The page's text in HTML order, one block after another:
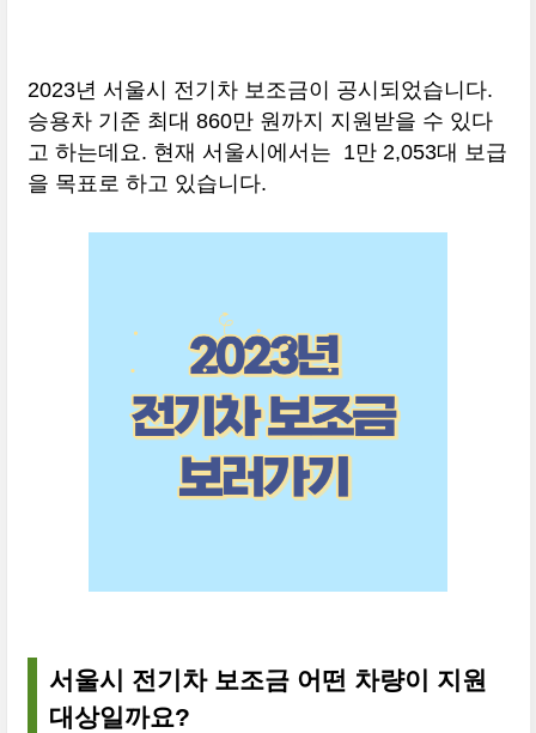
2023년 서울시 전기차 보조금이 공시되었습니다.
승용차 기준 최대 860만 원까지 지원받을 수 있다
고 하는데요. 현재 서울시에서는 1만 2,053대 보급
을 목표로 하고 있습니다.
서울시 전기차 보조금 어떤 차량이 지원
대상일까요?